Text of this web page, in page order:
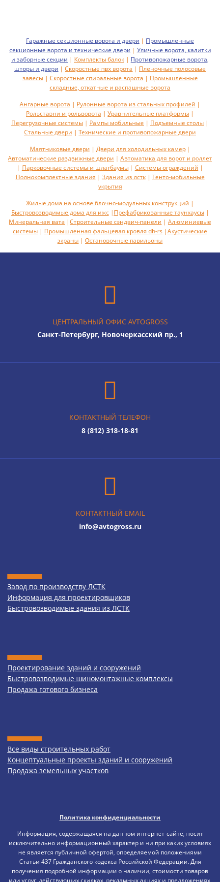
Гаражные секционные ворота и двери | Промышленные
секционные ворота и технические двери | Уличные ворота, калитки
и заборные секции | Комплекты балок | Противопожарные ворота,
шторы и двери | Скоростные пвх ворота | Пленочные полосовые
завесы| Скоростные спиральные ворота | Промышленные
складные, откатные и распашные ворота
Ангарные ворота | Рулонные ворота из стальных профилей |
Рольставни и рольворота | Уравнительные платформы |
Перегрузочные системы | Рампы мобильные | Подъемные столы |
Стальные двери | Технические и противопожарные двери
Маятниковые двери | Двери для холодильных камер|
Автоматические раздвижные двери | Автоматика для ворот и роллет
| Парковочные системы и шлагбаумы| Системы ограждений |
Полнокомплектные здания | Здания из лстк| Тенто-мобильные
укрытия
Жилые дома на основе блочно-модульных конструкций |
Быстровозводимые дома для ижс| Префабрикованные таунхаусы|
Минеральная вата |Строительные сэндвич-панели | Алюминиевые
системы | Промышленная фальцевая кровля dh-rs |Акустическиe
экраны | Остановочные павильоны
ЦЕНТРАЛЬНЫЙ ОФИС AVTOGROSS
Санкт-Петербург, Новочеркасский пр., 1
КОНТАКТНЫЙ ТЕЛЕФОН
8 (812) 318-18-81
КОНТАКТНЫЙ EMAIL
info@avtogross.ru
Завод по производству ЛСТК
Информация для проектировщиков
Быстровозводимые здания из ЛСТК
Проектирование зданий и сооружений
Быстровозводимые шиномонтажные комплексы
Продажа готового бизнеса
Все виды строительных работ
Концептуальные проекты зданий и сооружений
Продажа земельных участков
Политика конфиденциальности
Информация, содержащаяся на данном интернет-сайте, носит
исключительно информационный характер и ни при каких условиях
не является публичной офертой, определяемой положениями
Статьи 437 Гражданского кодекса Российской Федерации. Для
получения подробной информации о наличии, стоимости товаров